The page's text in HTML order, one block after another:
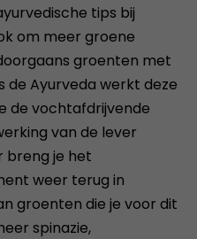
tips bij
om meer groene
groenten met
de Ayurveda werkt deze
de vochtafdrijvende
van de lever
breng je het
weer terug in
groenten die je voor dit
spinazie,